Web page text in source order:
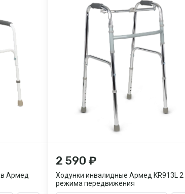
Армед
2 590 ₽
Ходунки инвалидные Армед KR913L 2
режима передвижения